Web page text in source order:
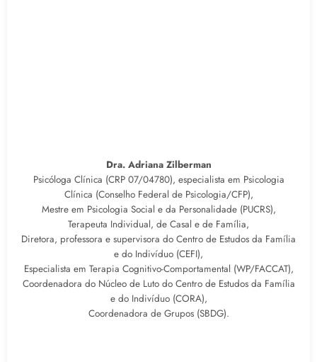
Dra. Adriana Zilberman
Psicóloga Clínica (CRP 07/04780), especialista em Psicologia
Clínica (Conselho Federal de Psicologia/CFP),
Mestre em Psicologia Social e da Personalidade (PUCRS),
Terapeuta Individual, de Casal e de Família,
Diretora, professora e supervisora do Centro de Estudos da Família
e do Indivíduo (CEFI),
Especialista em Terapia Cognitivo-Comportamental (WP/FACCAT),
Coordenadora do Núcleo de Luto do Centro de Estudos da Família
e do Indivíduo (CORA),
Coordenadora de Grupos (SBDG).